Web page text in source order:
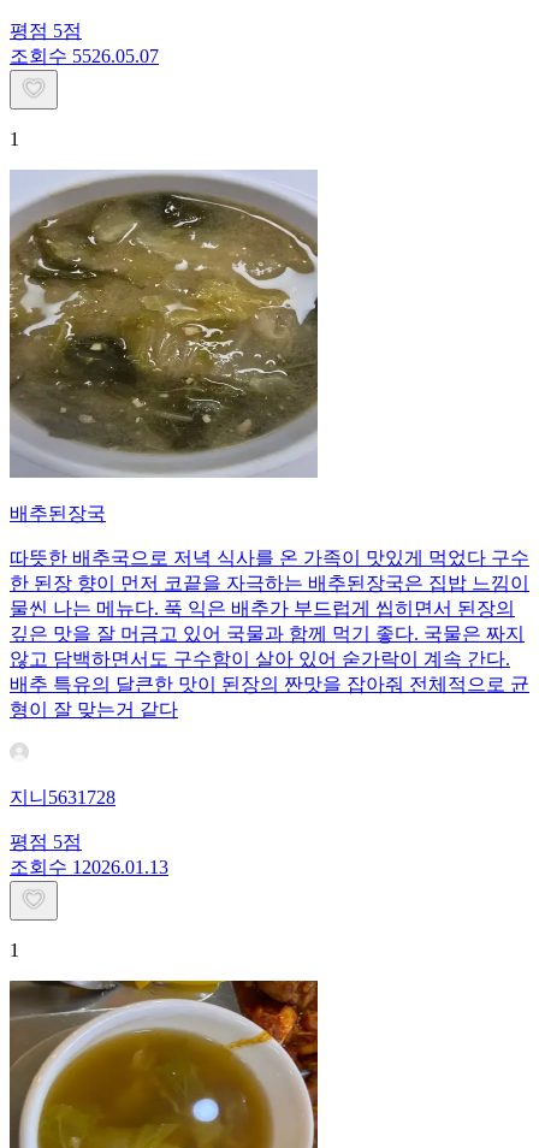
평점 5점
조회수 5526.05.07
1
배추된장국
따뜻한 배추국으로 저녁 식사를 온 가족이 맛있게 먹었다 구수
한 된장 향이 먼저 코끝을 자극하는 배추된장국은 집밥 느낌이
물씬 나는 메뉴다. 푹 익은 배추가 부드럽게 씹히면서 된장의
깊은 맛을 잘 머금고 있어 국물과 함께 먹기 좋다. 국물은 짜지
않고 담백하면서도 구수함이 살아 있어 숟가락이 계속 간다.
배추 특유의 달큰한 맛이 된장의 짠맛을 잡아줘 전체적으로 균
형이 잘 맞는거 같다
지니5631728
평점 5점
조회수 12026.01.13
1